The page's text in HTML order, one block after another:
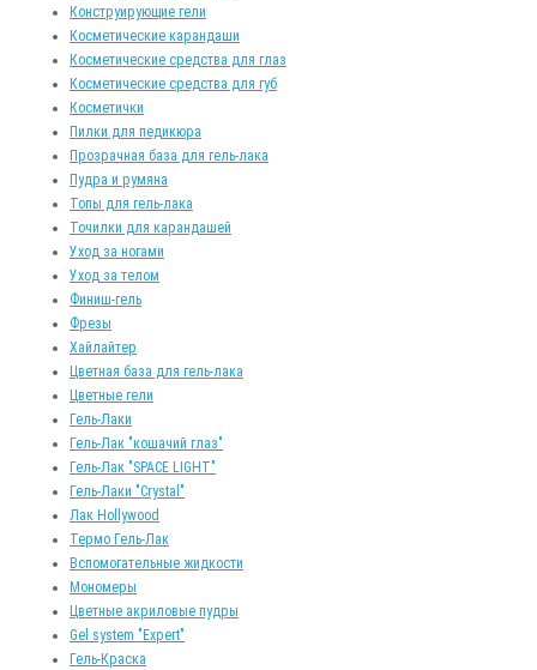
Конструирующие гели
Косметические карандаши
Косметические средства для глаз
Косметические средства для губ
Косметички
Пилки для педикюра
Прозрачная база для гель-лака
Пудра и румяна
Топы для гель-лака
Точилки для карандашей
Уход за ногами
Уход за телом
Финиш-гель
Фрезы
Хайлайтер
Цветная база для гель-лака
Цветные гели
Гель-Лаки
Гель-Лак "кошачий глаз"
Гель-Лак "SPACE LIGHT"
Гель-Лаки "Crystal"
Лак Hollywood
Термо Гель-Лак
Вспомогательные жидкости
Мономеры
Цветные акриловые пудры
Gel system "Expert"
Гель-Краска